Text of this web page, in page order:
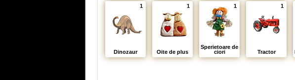
1
Dinozaur
1
Oite de plus
1
Sperietoare de
ciori
1
Tractor